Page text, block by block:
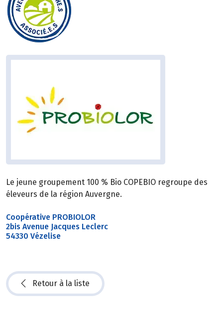
Le jeune groupement 100 % Bio COPEBIO regroupe des
éleveurs de la région Auvergne.
Coopérative PROBIOLOR
2bis Avenue Jacques Leclerc
54330 Vézelise
Retour à la liste